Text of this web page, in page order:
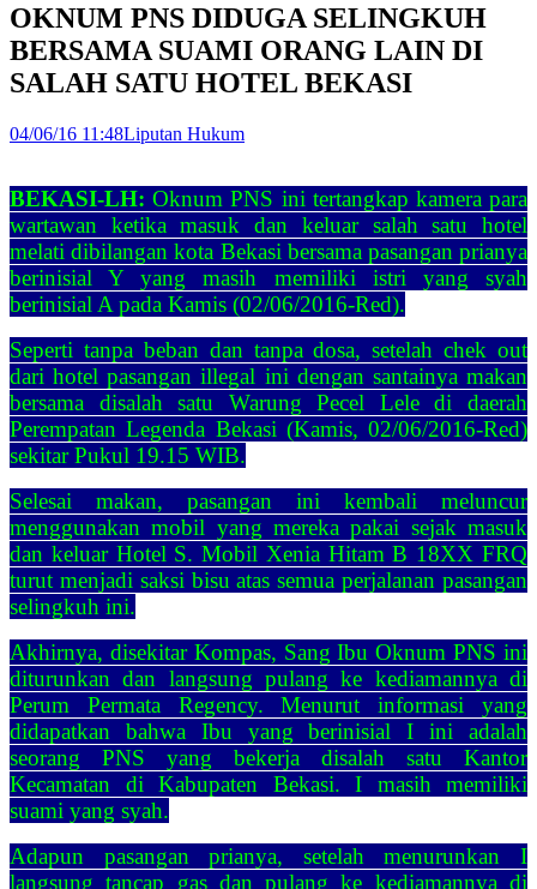
OKNUM PNS DIDUGA SELINGKUH
BERSAMA SUAMI ORANG LAIN DI
SALAH SATU HOTEL BEKASI
04/06/16 11:48Liputan Hukum
BEKASI-LH: Oknum PNS ini tertangkap kamera para
wartawan ketika masuk dan keluar salah satu hotel
melati dibilangan kota Bekasi bersama pasangan prianya
berinisial Y yang masih memiliki istri yang syah
berinisial A pada Kamis (02/06/2016-Red).
Seperti tanpa beban dan tanpa dosa, setelah chek out
dari hotel pasangan illegal ini dengan santainya makan
bersama disalah satu Warung Pecel Lele di daerah
Perempatan Legenda Bekasi (Kamis, 02/06/2016-Red)
sekitar Pukul 19.15 WIB.
Selesai makan, pasangan ini kembali meluncur
menggunakan mobil yang mereka pakai sejak masuk
dan keluar Hotel S. Mobil Xenia Hitam B 18XX FRQ
turut menjadi saksi bisu atas semua perjalanan pasangan
selingkuh ini.
Akhirnya, disekitar Kompas, Sang Ibu Oknum PNS ini
diturunkan dan langsung pulang ke kediamannya di
Perum Permata Regency. Menurut informasi yang
didapatkan bahwa Ibu yang berinisial I ini adalah
seorang PNS yang bekerja disalah satu Kantor
Kecamatan di Kabupaten Bekasi. I masih memiliki
suami yang syah.
Adapun pasangan prianya, setelah menurunkan I
langsung tancap gas dan pulang ke kediamannya di